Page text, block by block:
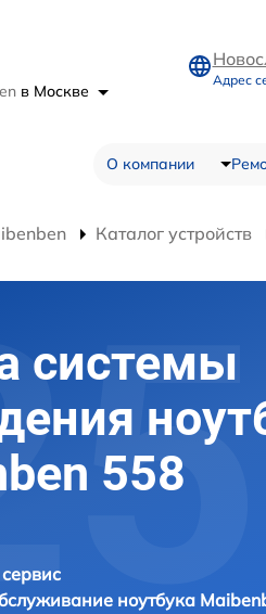
в Москве
Адрес
О компании
Каталог устройств
системы
558
ноутбука